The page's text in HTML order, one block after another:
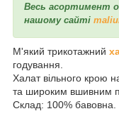
Весь асортимент
нашому сайті
М'який трикотажний
годування.
Халат вільного крою
та широким вшивним
Склад: 100% бавовна.